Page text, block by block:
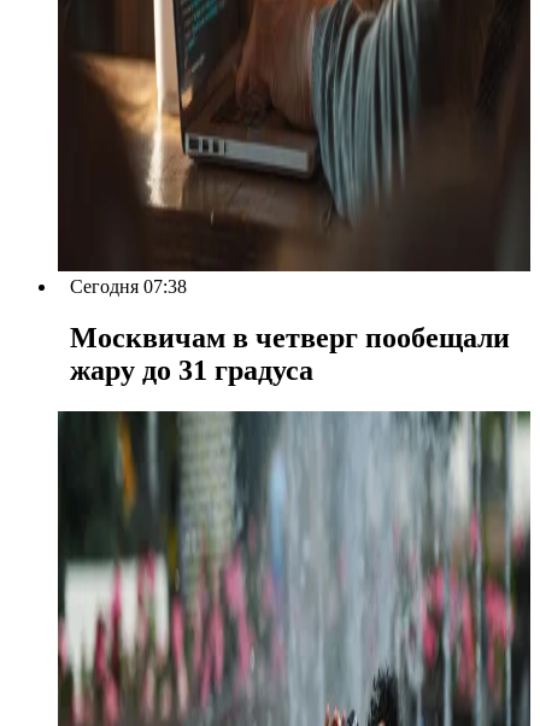
Сегодня 07:38
Москвичам в четверг пообещали
жару до 31 градуса